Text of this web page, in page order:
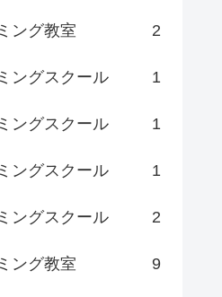
ング教室 2
ングスクール 1
ングスクール 1
ングスクール 1
ングスクール 2
ング教室 9